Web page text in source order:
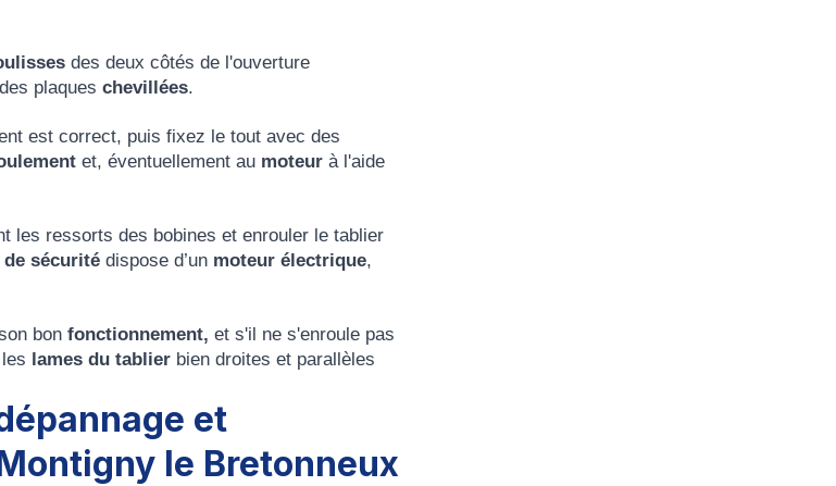
des deux côtés de l'ouverture
plaques chevillées.
est correct, puis fixez le tout avec des
et, éventuellement au moteur à l'aide
les ressorts des bobines et enrouler le tablier
de sécurité dispose d’un moteur électrique,
bon fonctionnement, et s'il ne s'enroule pas
lames du tablier bien droites et parallèles
et
le Bretonneux